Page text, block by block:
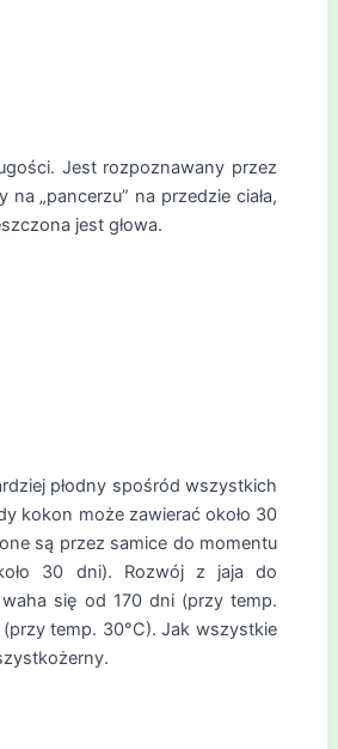
Jest rozpoznawany przez
na „pancerzu” na przedzie ciała,
jest głowa.
płodny spośród wszystkich
kokon może zawierać około 30
są przez samice do momentu
30 dni). Rozwój z jaja do
waha się od 170 dni (przy temp.
temp. 30°C). Jak wszystkie